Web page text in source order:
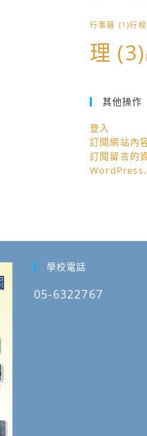
行事曆 (1)行
理 (3)
其他操作
登入
訂閱網站內
訂閱留言的
學校電話
05-6322767